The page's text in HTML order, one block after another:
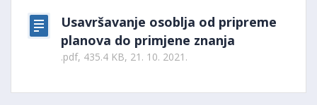
Usavršavanje osoblja od pripreme
planova do primjene znanja
.pdf, 435.4 KB, 21. 10. 2021.